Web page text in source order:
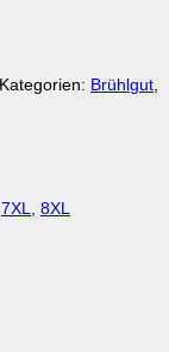
Kategorien: Brühlgut,
7XL, 8XL